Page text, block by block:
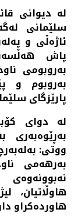
له‌ دیوانی
سلێمانی
ئاژه‌ڵی و
پاش
به‌روبومی
به‌روبوم و
پارێزگای
له‌ دوای
به‌ڕێوه‌به‌ری
ووتی:
به‌رهه‌می
هاوڵاتیان،
هاورده‌كراو